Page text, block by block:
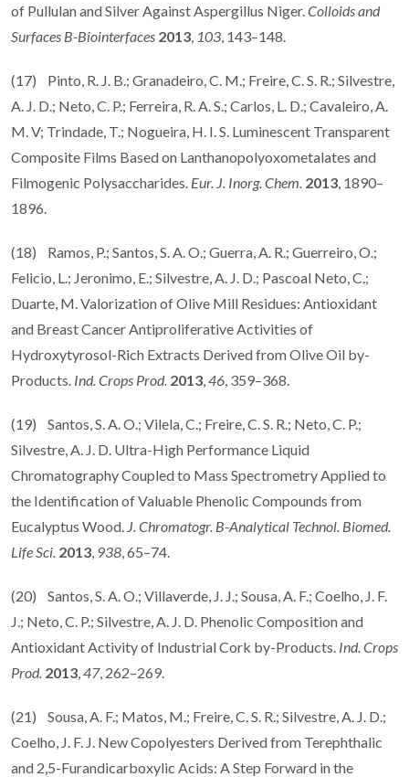
of Pullulan and Silver Against Aspergillus Niger. Colloids and
Surfaces B-Biointerfaces 2013 103 , 143–148.
(17) Pinto, R. J. B.; Granadeiro, C. M.; Freire, C. S. R.; Silvestre,
A. J. D.; Neto, C. P.; Ferreira, R. A. S.; Carlos, L. D.; Cavaleiro, A.
M. V; Trindade, T.; Nogueira, H. I. S. Luminescent Transparent
Composite Films Based on Lanthanopolyoxometalates and
Filmogenic Polysaccharides. Eur. J. Inorg. Chem. 2013 , 1890–
1896.
(18) Ramos, P.; Santos, S. A. O.; Guerra, A. R.; Guerreiro, O.;
Felicio, L.; Jeronimo, E.; Silvestre, A. J. D.; Pascoal Neto, C.;
Duarte, M. Valorization of Olive Mill Residues: Antioxidant
and Breast Cancer Antiproliferative Activities of
Hydroxytyrosol-Rich Extracts Derived from Olive Oil by-
Products. Ind. Crops Prod. 2013 46 , 359–368.
(19) Santos, S. A. O.; Vilela, C.; Freire, C. S. R.; Neto, C. P.;
Silvestre, A. J. D. Ultra-High Performance Liquid
Chromatography Coupled to Mass Spectrometry Applied to
the Identification of Valuable Phenolic Compounds from
Eucalyptus Wood. J. Chromatogr. B-Analytical Technol. Biomed.
Life Sci. 2013 938 , 65–74.
(20) Santos, S. A. O.; Villaverde, J. J.; Sousa, A. F.; Coelho, J. F.
J.; Neto, C. P.; Silvestre, A. J. D. Phenolic Composition and
Antioxidant Activity of Industrial Cork by-Products. Ind. Crops
Prod. 2013 47, 262–269.
(21) Sousa, A. F.; Matos, M.; Freire, C. S. R.; Silvestre, A. J. D.;
Coelho, J. F. J. New Copolyesters Derived from Terephthalic
and 2,5-Furandicarboxylic Acids: A Step Forward in the